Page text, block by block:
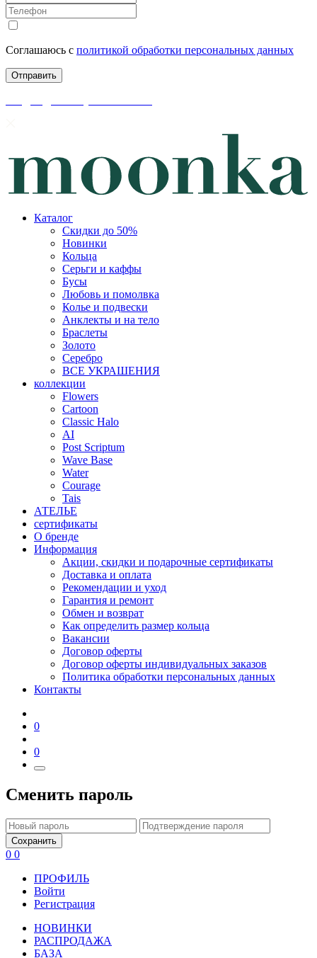
Соглашаюсь с политикой обработки персональных данных
Каталог
Скидки до 50%
Новинки
Кольца
Серьги и каффы
Бусы
Любовь и помолвка
Колье и подвески
Анклекты и на тело
Браслеты
Золото
Серебро
ВСЕ УКРАШЕНИЯ
коллекции
Flowers
Cartoon
Classic Halo
AI
Post Scriptum
Wave Base
Water
Courage
Tais
АТЕЛЬЕ
сертификаты
О бренде
Информация
Акции, скидки и подарочные сертификаты
Доставка и оплата
Рекомендации и уход
Гарантия и ремонт
Обмен и возврат
Как определить размер кольца
Вакансии
Договор оферты
Договор оферты индивидуальных заказов
Политика обработки персональных данных
Контакты
0
0
Сменить пароль
Сохранить
0 0
ПРОФИЛЬ
Войти
Регистрация
НОВИНКИ
РАСПРОДАЖА
БАЗА